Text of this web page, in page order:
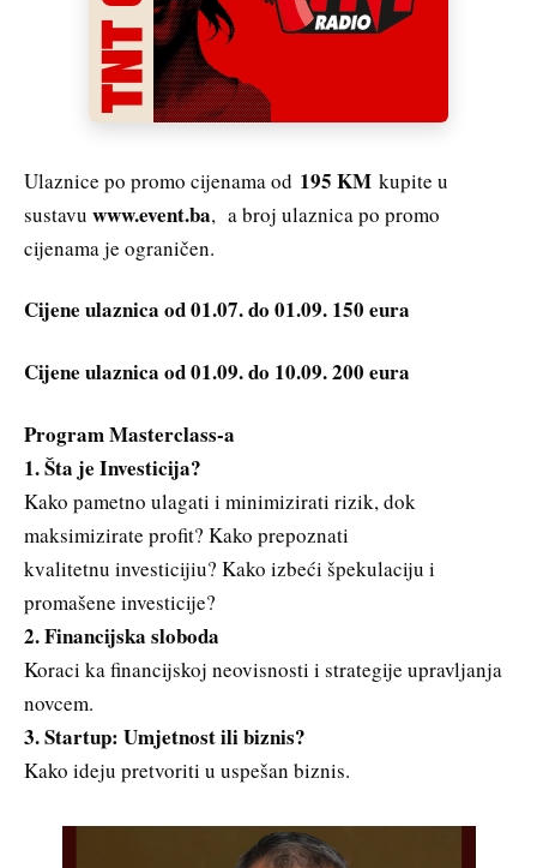
Ulaznice po promo cijenama od 195 KM kupite u
sustavu www.event.ba, a broj ulaznica po promo
cijenama je ograničen.
Cijene ulaznica od 01.07. do 01.09. 150 eura
Cijene ulaznica od 01.09. do 10.09. 200 eura
Program Masterclass-a
1. Šta je Investicija?
Kako pametno ulagati i minimizirati rizik, dok
maksimizirate profit? Kako prepoznati
kvalitetnu investicijiu? Kako izbeći špekulaciju i
promašene investicije?
2. Financijska sloboda
Koraci ka financijskoj neovisnosti i strategije upravljanja
novcem.
3. Startup: Umjetnost ili biznis?
Kako ideju pretvoriti u uspešan biznis.